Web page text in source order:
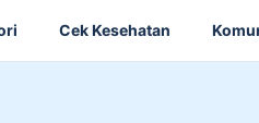
Cek Kesehatan